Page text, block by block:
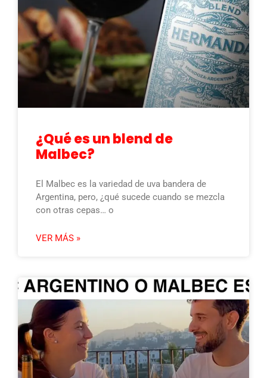
¿Qué es un blend de
Malbec?
El Malbec es la variedad de uva bandera de
Argentina, pero, ¿qué sucede cuando se mezcla
con otras cepas… o
VER MÁS »